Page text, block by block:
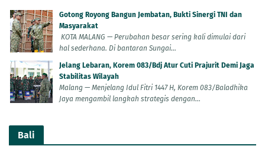
Gotong Royong Bangun Jembatan, Bukti Sinergi TNI dan
Masyarakat
KOTA MALANG — Perubahan besar sering kali dimulai dari
hal sederhana. Di bantaran Sungai...
Jelang Lebaran, Korem 083/Bdj Atur Cuti Prajurit Demi Jaga
Stabilitas Wilayah
Malang — Menjelang Idul Fitri 1447 H, Korem 083/Baladhika
Jaya mengambil langkah strategis dengan...
Bali